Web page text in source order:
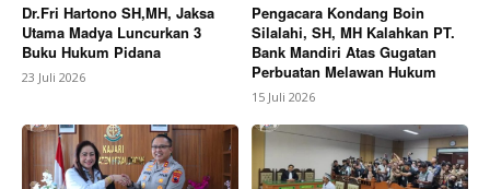
Dr.Fri Hartono SH,MH, Jaksa
Utama Madya Luncurkan 3
Buku Hukum Pidana
23 Juli 2026
Pengacara Kondang Boin
Silalahi, SH, MH Kalahkan PT.
Bank Mandiri Atas Gugatan
Perbuatan Melawan Hukum
15 Juli 2026